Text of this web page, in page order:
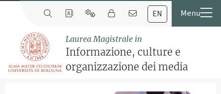
EN
Laurea Magistrale in
Informazione, culture e
organizzazione dei media